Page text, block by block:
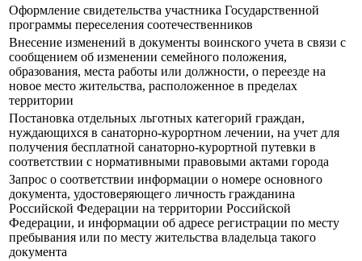
Оформление свидетельства участника Государственной
программы переселения соотечественников
Внесение изменений в документы воинского учета в связи с
сообщением об изменении семейного положения,
образования, места работы или должности, о переезде на
новое место жительства, расположенное в пределах
территории
Постановка отдельных льготных категорий граждан,
нуждающихся в санаторно-курортном лечении, на учет для
получения бесплатной санаторно-курортной путевки в
соответствии с нормативными правовыми актами города
Запрос о соответствии информации о номере основного
документа, удостоверяющего личность гражданина
Российской Федерации на территории Российской
Федерации, и информации об адресе регистрации по месту
пребывания или по месту жительства владельца такого
документа